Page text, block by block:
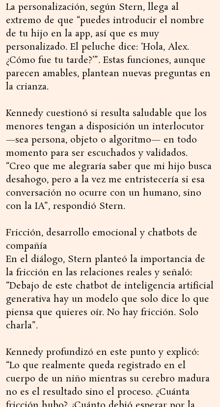
La personalización, según Stern, llega al
extremo de que “puedes introducir el nombre
de tu hijo en la app, así que es muy
personalizado. El peluche dice: ‘Hola, Alex.
¿Cómo fue tu tarde?’”. Estas funciones, aunque
parecen amables, plantean nuevas preguntas en
la crianza.
Kennedy cuestionó si resulta saludable que los
menores tengan a disposición un interlocutor
—sea persona, objeto o algoritmo— en todo
momento para ser escuchados y validados.
“Creo que me alegraría saber que mi hijo busca
desahogo, pero a la vez me entristecería si esa
conversación no ocurre con un humano, sino
con la IA”, respondió Stern.
Fricción, desarrollo emocional y chatbots de
compañía
En el diálogo, Stern planteó la importancia de
la fricción en las relaciones reales y señaló:
“Debajo de este chatbot de inteligencia artificial
generativa hay un modelo que solo dice lo que
piensa que quieres oír. No hay fricción. Solo
charla”.
Kennedy profundizó en este punto y explicó:
“Lo que realmente queda registrado en el
cuerpo de un niño mientras su cerebro madura
no es el resultado sino el proceso. ¿Cuánta